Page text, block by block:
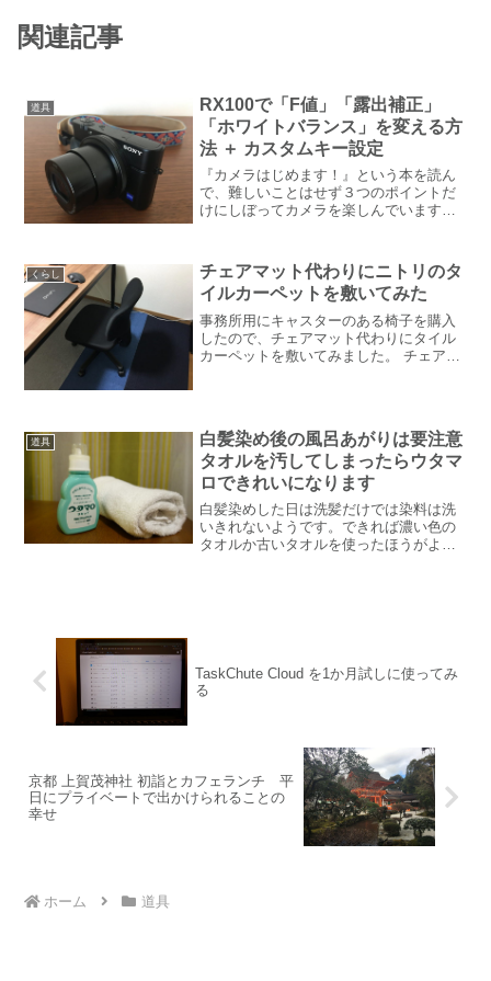
関連記事
道具
RX100で「F値」「露出補正」
「ホワイトバランス」を変える方
法 ＋ カスタムキー設定
『カメラはじめます！』という本を読ん
で、難しいことはせず３つのポイントだ
けにしぼってカメラを楽しんでいます。
ードを使い「F」の数字で「ボケ具合を変
える」（F値）「明...
くらし
チェアマット代わりにニトリのタ
イルカーペットを敷いてみた
事務所用にキャスターのある椅子を購入
したので、チェアマット代わりにタイル
カーペットを敷いてみました。 チェアマ
道具
白髪染め後の風呂あがりは要注意
タオルを汚してしまったらウタマ
ロできれいになります
白髪染めした日は洗髪だけでは染料は洗
いきれないようです。できれば濃い色の
タオルか古いタオルを使ったほうがよさ
TaskChute Cloud を1か月試しに使ってみ
る
京都 上賀茂神社 初詣とカフェランチ 平
日にプライベートで出かけられることの
幸せ
ホーム 道具